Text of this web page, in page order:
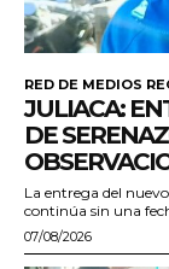
RED DE MEDIOS
JULIACA:
DE
La entrega del
continúa sin una
07/08/2026